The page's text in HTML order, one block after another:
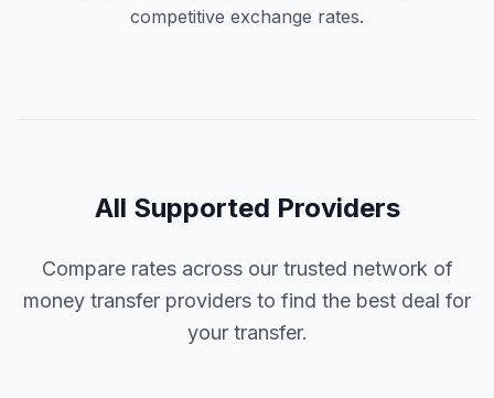
competitive exchange rates.
All Supported Providers
Compare rates across our trusted network of
money transfer providers to find the best deal for
your transfer.